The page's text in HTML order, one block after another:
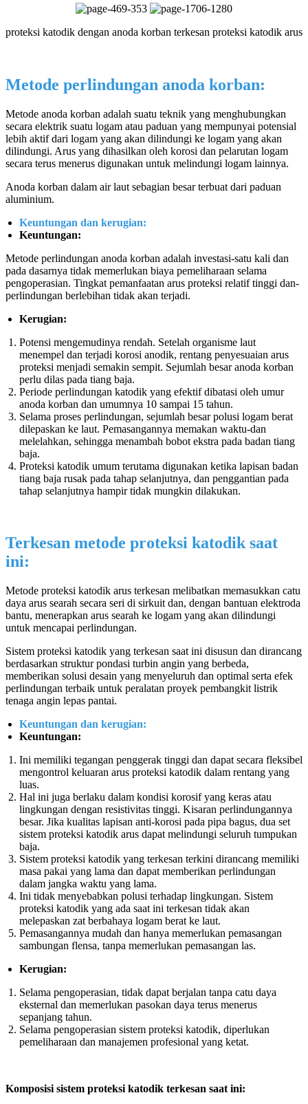
proteksi katodik dengan anoda korban terkesan proteksi katodik arus
Metode perlindungan anoda korban:
Metode anoda korban adalah suatu teknik yang menghubungkan
secara elektrik suatu logam atau paduan yang mempunyai potensial
lebih aktif dari logam yang akan dilindungi ke logam yang akan
dilindungi. Arus yang dihasilkan oleh korosi dan pelarutan logam
secara terus menerus digunakan untuk melindungi logam lainnya.
Anoda korban dalam air laut sebagian besar terbuat dari paduan
aluminium.
Keuntungan dan kerugian:
Keuntungan:
Metode perlindungan anoda korban adalah investasi-satu kali dan
pada dasarnya tidak memerlukan biaya pemeliharaan selama
pengoperasian. Tingkat pemanfaatan arus proteksi relatif tinggi dan-
perlindungan berlebihan tidak akan terjadi.
Kerugian:
Potensi mengemudinya rendah. Setelah organisme laut
menempel dan terjadi korosi anodik, rentang penyesuaian arus
proteksi menjadi semakin sempit. Sejumlah besar anoda korban
perlu dilas pada tiang baja.
Periode perlindungan katodik yang efektif dibatasi oleh umur
anoda korban dan umumnya 10 sampai 15 tahun.
Selama proses perlindungan, sejumlah besar polusi logam berat
dilepaskan ke laut. Pemasangannya memakan waktu-dan
melelahkan, sehingga menambah bobot ekstra pada badan tiang
baja.
Proteksi katodik umum terutama digunakan ketika lapisan badan
tiang baja rusak pada tahap selanjutnya, dan penggantian pada
tahap selanjutnya hampir tidak mungkin dilakukan.
Terkesan metode proteksi katodik saat
ini:
Metode proteksi katodik arus terkesan melibatkan memasukkan catu
daya arus searah secara seri di sirkuit dan, dengan bantuan elektroda
bantu, menerapkan arus searah ke logam yang akan dilindungi
untuk mencapai perlindungan.
Sistem proteksi katodik yang terkesan saat ini disusun dan dirancang
berdasarkan struktur pondasi turbin angin yang berbeda,
memberikan solusi desain yang menyeluruh dan optimal serta efek
perlindungan terbaik untuk peralatan proyek pembangkit listrik
tenaga angin lepas pantai.
Keuntungan dan kerugian:
Keuntungan:
Ini memiliki tegangan penggerak tinggi dan dapat secara fleksibel
mengontrol keluaran arus proteksi katodik dalam rentang yang
luas.
Hal ini juga berlaku dalam kondisi korosif yang keras atau
lingkungan dengan resistivitas tinggi. Kisaran perlindungannya
besar. Jika kualitas lapisan anti-korosi pada pipa bagus, dua set
sistem proteksi katodik arus dapat melindungi seluruh tumpukan
baja.
Sistem proteksi katodik yang terkesan terkini dirancang memiliki
masa pakai yang lama dan dapat memberikan perlindungan
dalam jangka waktu yang lama.
Ini tidak menyebabkan polusi terhadap lingkungan. Sistem
proteksi katodik yang ada saat ini terkesan tidak akan
melepaskan zat berbahaya logam berat ke laut.
Pemasangannya mudah dan hanya memerlukan pemasangan
sambungan flensa, tanpa memerlukan pemasangan las.
Kerugian:
Selama pengoperasian, tidak dapat berjalan tanpa catu daya
eksternal dan memerlukan pasokan daya terus menerus
sepanjang tahun.
Selama pengoperasian sistem proteksi katodik, diperlukan
pemeliharaan dan manajemen profesional yang ketat.
Komposisi sistem proteksi katodik terkesan saat ini: